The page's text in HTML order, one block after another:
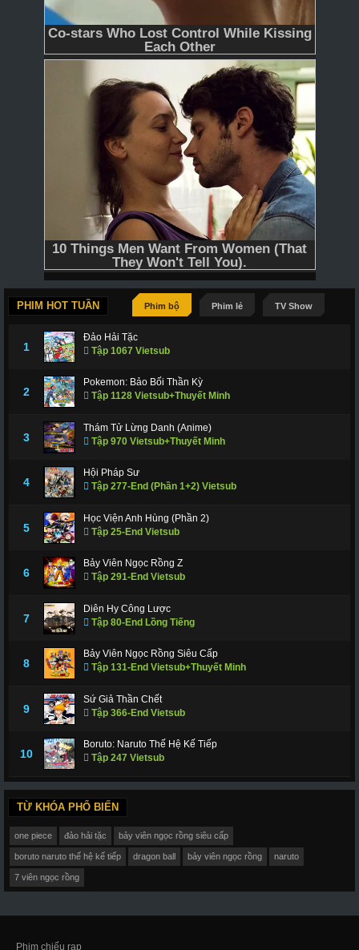
PHIM HOT TUẦN Phim bộ Phim lẻ TV Show
1
Đảo Hải Tặc
Tập 1067 Vietsub
2
Pokemon: Bảo Bối Thần Kỳ
Tập 1128 Vietsub+Thuyết Minh
3
Thám Tử Lừng Danh (Anime)
Tập 970 Vietsub+Thuyết Minh
4
Hội Pháp Sư
Tập 277-End (Phần 1+2) Vietsub
5
Học Viện Anh Hùng (Phần 2)
Tập 25-End Vietsub
6
Bảy Viên Ngọc Rồng Z
Tập 291-End Vietsub
7
Diên Hy Công Lược
Tập 80-End Lồng Tiếng
8
Bảy Viên Ngọc Rồng Siêu Cấp
Tập 131-End Vietsub+Thuyết Minh
9
Sứ Giả Thần Chết
Tập 366-End Vietsub
10
Boruto: Naruto Thế Hệ Kế Tiếp
Tập 247 Vietsub
TỪ KHÓA PHỔ BIẾN
one piece đảo hải tặc bảy viên ngọc rồng siêu cấp
boruto naruto thế hệ kế tiếp dragon ball bảy viên ngọc rồng naruto
7 viên ngọc rồng
Phim chiếu rạp